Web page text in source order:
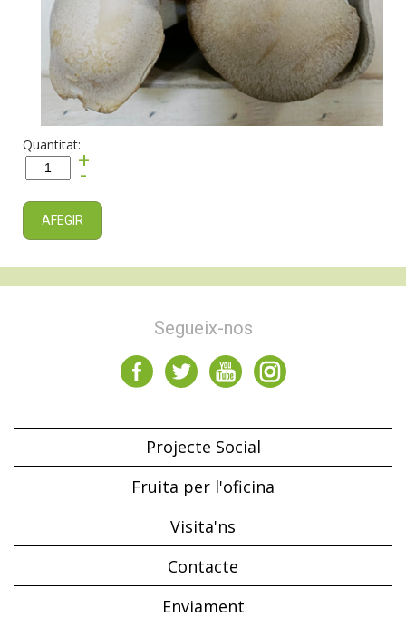
Quantitat:
+
-
AFEGIR
Segueix-nos
Projecte Social
Fruita per l'oficina
Visita'ns
Contacte
Enviament